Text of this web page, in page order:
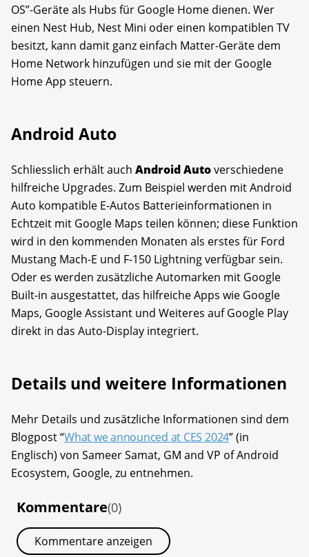
OS”-Geräte als Hubs für Google Home dienen. Wer
einen Nest Hub, Nest Mini oder einen kompatiblen TV
besitzt, kann damit ganz einfach Matter-Geräte dem
Home Network hinzufügen und sie mit der Google
Home App steuern.
Android Auto
Schliesslich erhält auch Android Autoverschiedene
hilfreiche Upgrades. Zum Beispiel werden mit Android
Auto kompatible E-Autos Batterieinformationen in
Echtzeit mit Google Maps teilen können; diese Funktion
wird in den kommenden Monaten als erstes für Ford
Mustang Mach-E und F-150 Lightning verfügbar sein.
Oder es werden zusätzliche Automarken mit Google
Built-in ausgestattet, das hilfreiche Apps wie Google
Maps, Google Assistant und Weiteres auf Google Play
direkt in das Auto-Display integriert.
Details und weitere Informationen
Mehr Details und zusätzliche Informationen sind dem
Blogpost “What we announced at CES 2024” (in
Englisch) von Sameer Samat, GM and VP of Android
Ecosystem, Google, zu entnehmen.
Kommentare(0)
Kommentare anzeigen